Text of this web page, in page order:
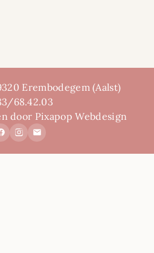
Erembodegem (Aalst)
68.42.03
door Pixapop Webdesign